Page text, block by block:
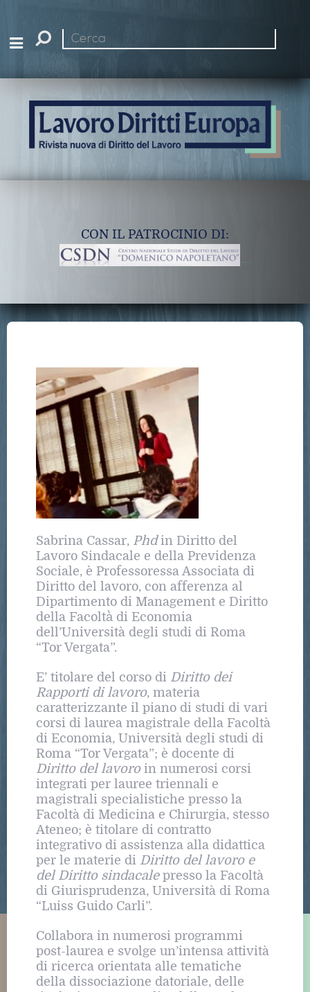
Cerca
CON IL PATROCINIO DI:
Sabrina Cassar, Phdin Diritto del
Lavoro Sindacale e della Previdenza
Sociale, è Professoressa Associata di
Diritto del lavoro, con afferenza al
Dipartimento di Management e Diritto
della Facoltà̀ di Economia
dell’Università degli studi di Roma
“Tor Vergata”.
E’ titolare del corso di Diritto dei
Rapporti di lavoro, materia
caratterizzante il piano di studi di vari
corsi di laurea magistrale della Facoltà
di Economia, Università degli studi di
Roma “Tor Vergata”; è docente di
Diritto del lavoroin numerosi corsi
integrati per lauree triennali e
magistrali specialistiche presso la
Facoltà di Medicina e Chirurgia, stesso
Ateneo; è titolare di contratto
integrativo di assistenza alla didattica
per le materie di Diritto del lavoro e
del Diritto sindacalepresso la Facoltà
di Giurisprudenza, Università di Roma
“Luiss Guido Carli”.
Collabora in numerosi programmi
post-laurea e svolge un’intensa attività
di ricerca orientata alle tematiche
della dissociazione datoriale, delle